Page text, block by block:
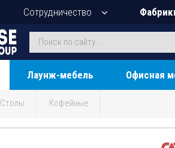
Сотрудничество
Лаунж-мебель Офисная
Столы Кофейные